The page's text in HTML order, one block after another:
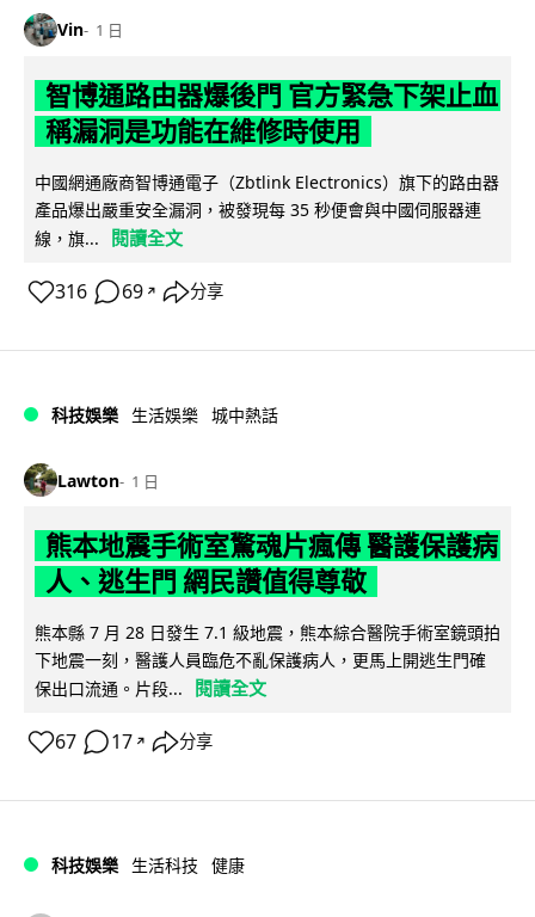
Vin 1 日
智博通路由器爆後門 官方緊急下架止血
稱漏洞是功能在維修時使用
中國網通廠商智博通電子（Zbtlink Electronics）旗下的路由器
產品爆出嚴重安全漏洞，被發現每 35 秒便會與中國伺服器連
線，旗...
閱讀全文
316 69 ↗ 分享
科技娛樂 生活娛樂 城中熱話
Lawton 1 日
熊本地震手術室驚魂片瘋傳 醫護保護病
人、逃生門 網民讚值得尊敬
熊本縣 7 月 28 日發生 7.1 級地震，熊本綜合醫院手術室鏡頭拍
下地震一刻，醫護人員臨危不亂保護病人，更馬上開逃生門確
保出口流通。片段...
閱讀全文
67 17 ↗ 分享
科技娛樂 生活科技 健康